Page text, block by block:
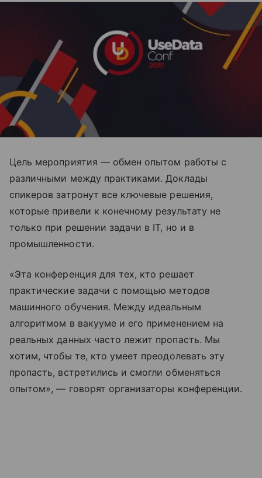
Цель мероприятия — обмен опытом работы с
различными между практиками. Доклады
спикеров затронут все ключевые решения,
которые привели к конечному результату не
только при решении задачи в IT, но и в
промышленности.
«Эта конференция для тех, кто решает
практические задачи с помощью методов
машинного обучения. Между идеальным
алгоритмом в вакууме и его применением на
реальных данных часто лежит пропасть. Мы
хотим, чтобы те, кто умеет преодолевать эту
пропасть, встретились и смогли обменяться
опытом», — говорят организаторы конференции.